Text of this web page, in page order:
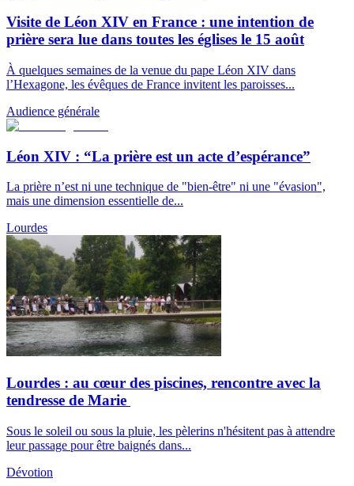
Visite de Léon XIV en France : une intention de
prière sera lue dans toutes les églises le 15 août
À quelques semaines de la venue du pape Léon XIV dans
l’Hexagone, les évêques de France invitent les paroisses...
Audience générale
Léon XIV : “La prière est un acte d’espérance”
La prière n’est ni une technique de "bien-être" ni une "évasion",
mais une dimension essentielle de...
Lourdes
Lourdes : au cœur des piscines, rencontre avec la
tendresse de Marie
Sous le soleil ou sous la pluie, les pèlerins n'hésitent pas à attendre
leur passage pour être baignés dans...
Dévotion